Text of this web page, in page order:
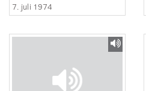
7. juli 1974